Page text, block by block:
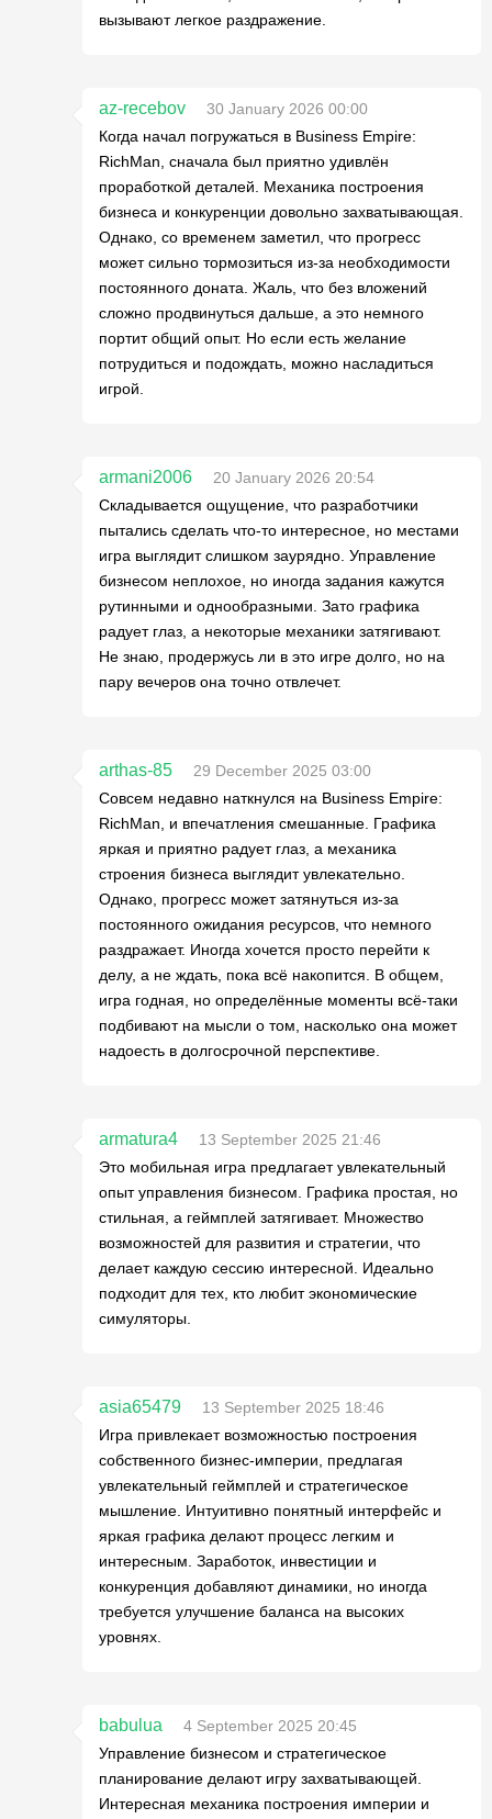
вызывают легкое раздражение.
az-recebov
30 January 2026 00:00
Когда начал погружаться в Business Empire:
RichMan, сначала был приятно удивлён
проработкой деталей. Механика построения
бизнеса и конкуренции довольно захватывающая.
Однако, со временем заметил, что прогресс
может сильно тормозиться из-за необходимости
постоянного доната. Жаль, что без вложений
сложно продвинуться дальше, а это немного
портит общий опыт. Но если есть желание
потрудиться и подождать, можно насладиться
игрой.
armani2006
20 January 2026 20:54
Складывается ощущение, что разработчики
пытались сделать что-то интересное, но местами
игра выглядит слишком заурядно. Управление
бизнесом неплохое, но иногда задания кажутся
рутинными и однообразными. Зато графика
радует глаз, а некоторые механики затягивают.
Не знаю, продержусь ли в это игре долго, но на
пару вечеров она точно отвлечет.
arthas-85
29 December 2025 03:00
Совсем недавно наткнулся на Business Empire:
RichMan, и впечатления смешанные. Графика
яркая и приятно радует глаз, а механика
строения бизнеса выглядит увлекательно.
Однако, прогресс может затянуться из-за
постоянного ожидания ресурсов, что немного
раздражает. Иногда хочется просто перейти к
делу, а не ждать, пока всё накопится. В общем,
игра годная, но определённые моменты всё-таки
подбивают на мысли о том, насколько она может
надоесть в долгосрочной перспективе.
armatura4
13 September 2025 21:46
Это мобильная игра предлагает увлекательный
опыт управления бизнесом. Графика простая, но
стильная, а геймплей затягивает. Множество
возможностей для развития и стратегии, что
делает каждую сессию интересной. Идеально
подходит для тех, кто любит экономические
симуляторы.
asia65479
13 September 2025 18:46
Игра привлекает возможностью построения
собственного бизнес-империи, предлагая
увлекательный геймплей и стратегическое
мышление. Интуитивно понятный интерфейс и
яркая графика делают процесс легким и
интересным. Заработок, инвестиции и
конкуренция добавляют динамики, но иногда
требуется улучшение баланса на высоких
уровнях.
babulua
4 September 2025 20:45
Управление бизнесом и стратегическое
планирование делают игру захватывающей.
Интересная механика построения империи и